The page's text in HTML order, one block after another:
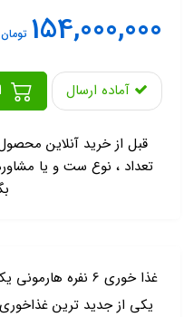
154,000,000 تومان
آماده ارسال
قبل از خرید آنلاین
تعداد ، نوع ست و یا
غذا خوری 6 نفره
یکی از جدید ترین